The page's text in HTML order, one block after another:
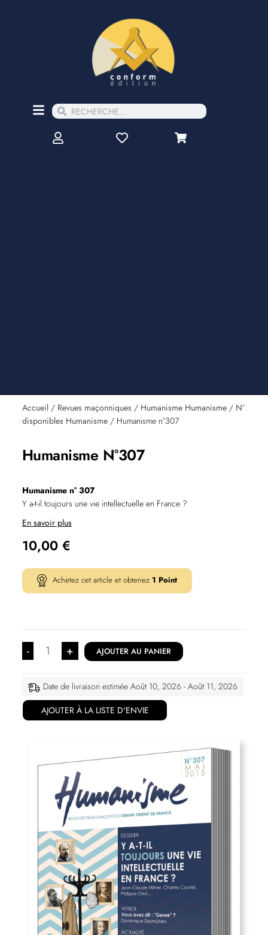
Accueil/ Revues maçonniques/ Humanisme Humanisme/ N°
disponibles Humanisme/ Humanisme n°307
Humanisme N°307
Humanisme n° 307
Y a-t-il toujours une vie intellectuelle en France ?
En savoir plus
10,00 €
Achetez cet article et obtenez 1 Point
- + AJOUTER AU PANIER
Date de livraison estimée Août 10, 2026 - Août 11, 2026
AJOUTER À LA LISTE D'ENVIE